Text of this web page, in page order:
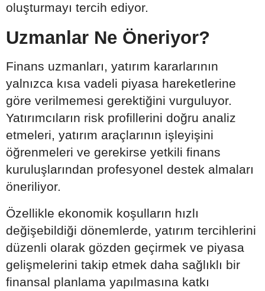
oluşturmayı tercih ediyor.
Uzmanlar Ne Öneriyor?
Finans uzmanları, yatırım kararlarının
yalnızca kısa vadeli piyasa hareketlerine
göre verilmemesi gerektiğini vurguluyor.
Yatırımcıların risk profillerini doğru analiz
etmeleri, yatırım araçlarının işleyişini
öğrenmeleri ve gerekirse yetkili finans
kuruluşlarından profesyonel destek almaları
öneriliyor.
Özellikle ekonomik koşulların hızlı
değişebildiği dönemlerde, yatırım tercihlerini
düzenli olarak gözden geçirmek ve piyasa
gelişmelerini takip etmek daha sağlıklı bir
finansal planlama yapılmasına katkı